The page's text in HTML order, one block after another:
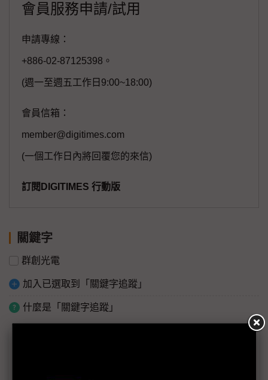
會員服務申請/試用
申請專線：
+886-02-87125398。
(週一至週五工作日9:00~18:00)
會員信箱：
member@digitimes.com
(一個工作日內將回覆您的來信)
訂閱DIGITIMES 行動版
關鍵字
群創光電
加入已選取到「關鍵字追蹤」
什麼是「關鍵字追蹤」